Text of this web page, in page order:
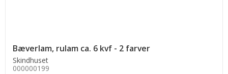
Bæverlam, rulam ca. 6 kvf - 2 farver
Skindhuset
000000199